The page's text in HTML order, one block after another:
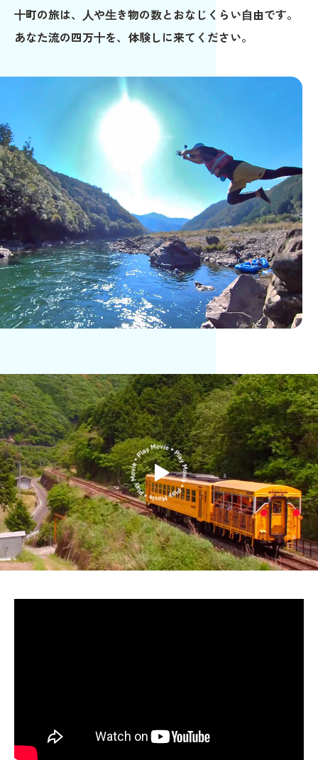
⼗町の旅は、 ⼈や⽣き物の数とおなじくらい⾃由です。
あなた流の四万⼗を、体験しに来てください。